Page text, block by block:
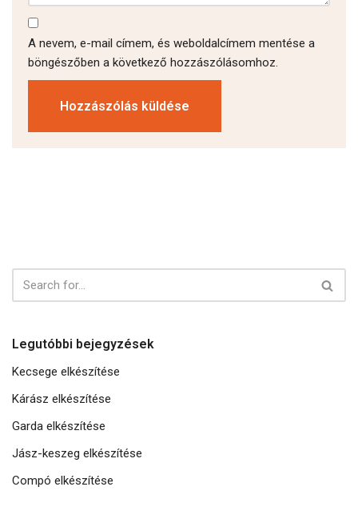
A nevem, e-mail címem, és weboldalcímem mentése a
böngészőben a következő hozzászólásomhoz.
Legutóbbi bejegyzések
Kecsege elkészítése
Kárász elkészítése
Garda elkészítése
Jász-keszeg elkészítése
Compó elkészítése